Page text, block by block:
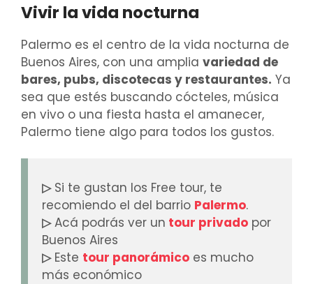
Vivir la vida nocturna
Palermo es el centro de la vida nocturna de
Buenos Aires, con una amplia variedad de
bares, pubs, discotecas y restaurantes. Ya
sea que estés buscando cócteles, música
en vivo o una fiesta hasta el amanecer,
Palermo tiene algo para todos los gustos.
▷Si te gustan los Free tour, te
recomiendo el del barrio Palermo.
▷Acá podrás ver un tour privado por
Buenos Aires
▷Este tour panorámico es mucho
más económico